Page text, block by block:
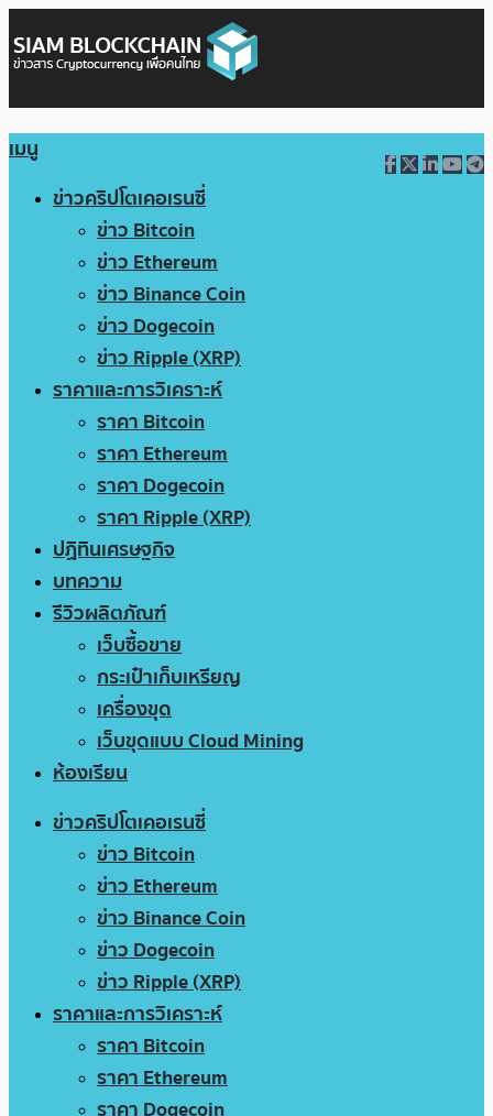
เมนู
ข่าวคริปโตเคอเรนซี่
ข่าว Bitcoin
ข่าว Ethereum
ข่าว Binance Coin
ข่าว Dogecoin
ข่าว Ripple (XRP)
ราคาและการวิเคราะห์
ราคา Bitcoin
ราคา Ethereum
ราคา Dogecoin
ราคา Ripple (XRP)
ปฏิทินเศรษฐกิจ
บทความ
รีวิวผลิตภัณฑ์
เว็บซื้อขาย
กระเป๋าเก็บเหรียญ
เครื่องขุด
เว็บขุดแบบ Cloud Mining
ห้องเรียน
ข่าวคริปโตเคอเรนซี่
ข่าว Bitcoin
ข่าว Ethereum
ข่าว Binance Coin
ข่าว Dogecoin
ข่าว Ripple (XRP)
ราคาและการวิเคราะห์
ราคา Bitcoin
ราคา Ethereum